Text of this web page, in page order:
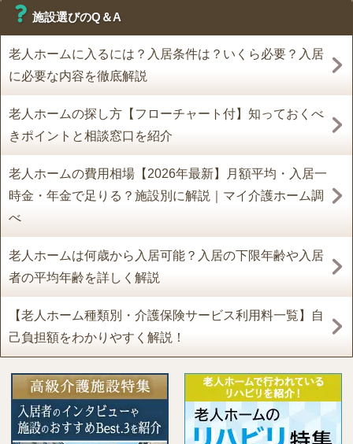
施設選びのQ＆A
老人ホームに入るには？入居条件は？いくら必要？入居
に必要な内容を徹底解説
老人ホームの探し方【フローチャート付】知っておくべ
きポイントと相談窓口を紹介
老人ホームの費用相場【2026年最新】月額平均・入居一
時金・年金で足りる？施設別に解説｜マイ介護ホーム調
べ
老人ホームは何歳から入居可能？入居の下限年齢や入居
者の平均年齢を詳しく解説
【老人ホーム種類別・介護保険サービス利用料一覧】自
己負担額をわかりやすく解説！